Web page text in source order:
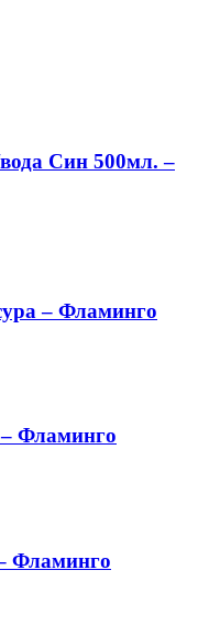
Син 500мл. –
– Фламинго
– Фламинго
Фламинго